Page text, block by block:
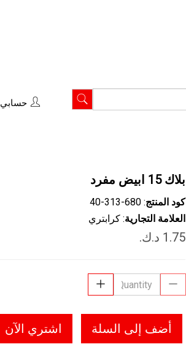
حسابي
بلاك 15 ابيض مفرد
كود المنتج: ‎40-313-680
العلامة التجارية: كرابتري
أضف إلى السلة اشتري الآن